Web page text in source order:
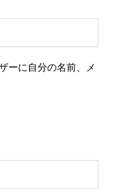
ーに自分の名前、メ